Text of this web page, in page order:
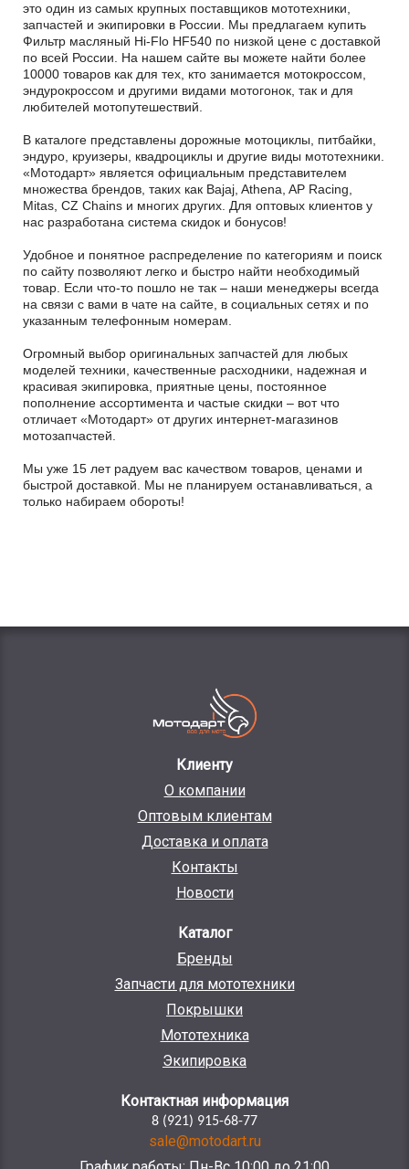
это один из самых крупных поставщиков мототехники,
запчастей и экипировки в России. Мы предлагаем купить
Фильтр масляный Hi-Flo HF540 по низкой цене с доставкой
по всей России. На нашем сайте вы можете найти более
10000 товаров как для тех, кто занимается мотокроссом,
эндурокроссом и другими видами мотогонок, так и для
любителей мотопутешествий.
В каталоге представлены дорожные мотоциклы, питбайки,
эндуро, круизеры, квадроциклы и другие виды мототехники.
«Мотодарт» является официальным представителем
множества брендов, таких как Bajaj, Athena, AP Racing,
Mitas, CZ Chains и многих других. Для оптовых клиентов у
нас разработана система скидок и бонусов!
Удобное и понятное распределение по категориям и поиск
по сайту позволяют легко и быстро найти необходимый
товар. Если что-то пошло не так – наши менеджеры всегда
на связи с вами в чате на сайте, в социальных сетях и по
указанным телефонным номерам.
Огромный выбор оригинальных запчастей для любых
моделей техники, качественные расходники, надежная и
красивая экипировка, приятные цены, постоянное
пополнение ассортимента и частые скидки – вот что
отличает «Мотодарт» от других интернет-магазинов
мотозапчастей.
Мы уже 15 лет радуем вас качеством товаров, ценами и
быстрой доставкой. Мы не планируем останавливаться, а
только набираем обороты!
Клиенту
О компании
Оптовым клиентам
Доставка и оплата
Контакты
Новости
Каталог
Бренды
Запчасти для мототехники
Покрышки
Мототехника
Экипировка
Контактная информация
8 (921) 915-68-77
sale@motodart.ru